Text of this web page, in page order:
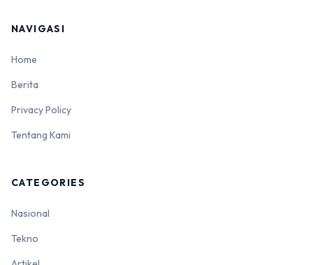
NAVIGASI
Home
Berita
Privacy Policy
Tentang Kami
CATEGORIES
Nasional
Tekno